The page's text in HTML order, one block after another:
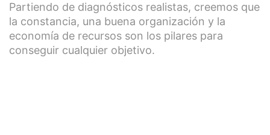
Partiendo de diagnósticos realistas, creemos que
la constancia, una buena organización y la
economía de recursos son los pilares para
conseguir cualquier objetivo.